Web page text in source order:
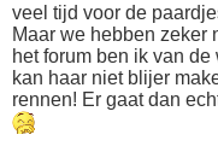
veel tijd voor de
Maar we hebben zeker
het forum ben ik van
kan haar niet blijer
rennen! Er gaat dan